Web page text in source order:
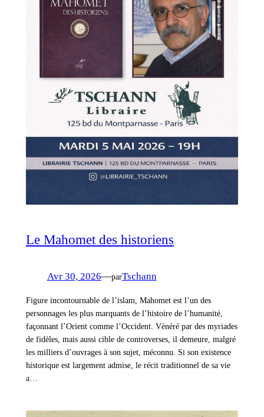
Le Mahomet des historiens
Avr 30, 2026—parTschann
Figure incontournable de l’islam, Mahomet est l’un des
personnages les plus marquants de l’histoire de l’humanité,
façonnant l’Orient comme l’Occident. Vénéré par des myriades
de fidèles, mais aussi cible de controverses, il demeure, malgré
les milliers d’ouvrages à son sujet, méconnu. Si son existence
historique est largement admise, le récit traditionnel de sa vie
a…